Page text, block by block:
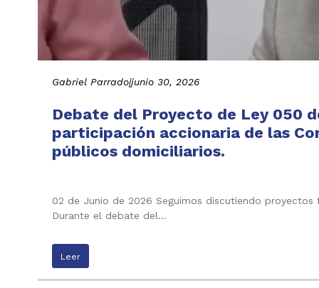
Gabriel Parrado|junio 30, 2026
Debate del Proyecto de Ley 050
participación accionaria de las
públicos domiciliarios.
02 de Junio de 2026 Seguimos discutiendo
Durante el debate del…
Leer